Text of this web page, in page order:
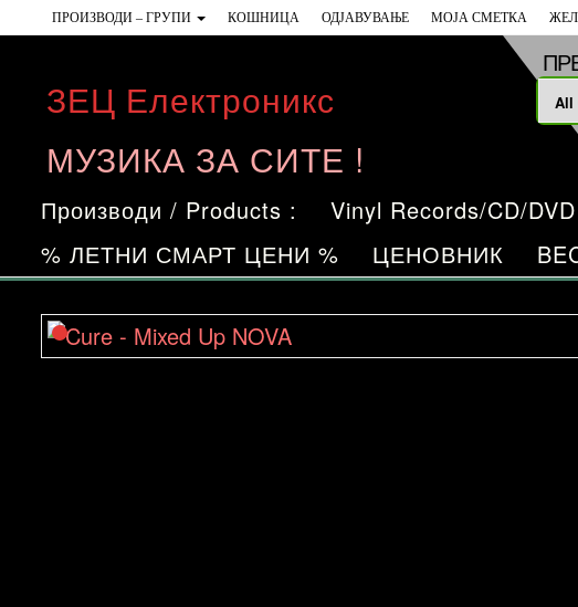
to
content
ПРОИЗВОДИ – ГРУПИ КОШНИЦА ОДЈАВУВАЊЕ МОЈА СМЕТКА
ЗЕЦ Електроникс
МУЗИКА ЗА СИТЕ !
Производи / Products : Vinyl Records/CD/DVD
% ЛЕТНИ СМАРТ ЦЕНИ %
ЦЕНОВНИК